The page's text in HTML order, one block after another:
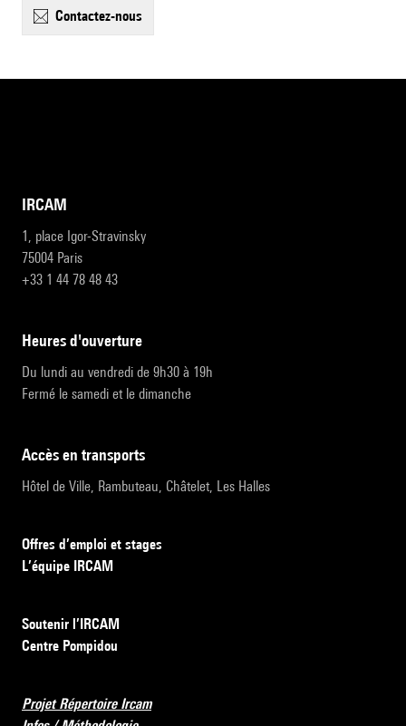
contactez-nous
IRCAM
1, place Igor-Stravinsky
75004 Paris
+33 1 44 78 48 43
heures d'ouverture
Du lundi au vendredi de 9h30 à 19h
Fermé le samedi et le dimanche
accès en transports
Hôtel de Ville, Rambuteau, Châtelet, Les Halles
Offres d’emploi et stages
L’équipe IRCAM
Soutenir l’IRCAM
Centre Pompidou
Projet Répertoire Ircam